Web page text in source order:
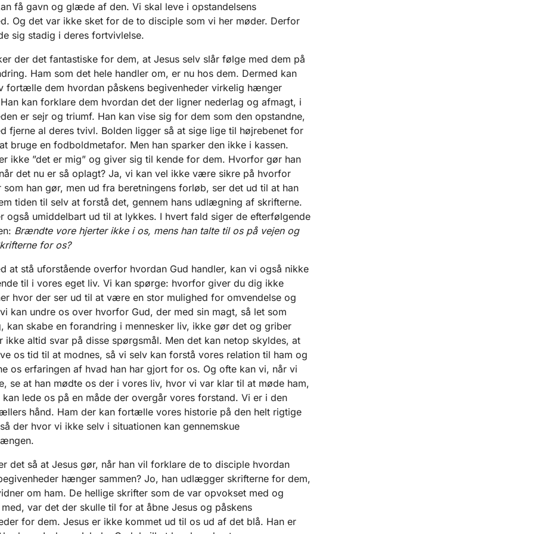
få gavn og glæde af den. Vi skal leve i opstandelsens
Og det var ikke sket for de to disciple som vi her møder. Derfor
sig stadig i deres fortvivlelse.
der det fantastiske for dem, at Jesus selv slår følge med dem på
Ham som det hele handler om, er nu hos dem. Dermed kan
fortælle dem hvordan påskens begivenheder virkelig hænger
kan forklare dem hvordan det der ligner nederlag og afmagt, i
er sejr og triumf. Han kan vise sig for dem som den opstandne,
fjerne al deres tvivl. Bolden ligger så at sige lige til højrebenet for
bruge en fodboldmetafor. Men han sparker den ikke i kassen.
ikke ”det er mig” og giver sig til kende for dem. Hvorfor gør han
det nu er så oplagt? Ja, vi kan vel ikke være sikre på hvorfor
som han gør, men ud fra beretningens forløb, ser det ud til at han
tiden til selv at forstå det, gennem hans udlægning af skrifterne.
også umiddelbart ud til at lykkes. I hvert fald siger de efterfølgende
Brændte vore hjerter ikke i os, mens han talte til os på vejen og
for os?
at stå uforstående overfor hvordan Gud handler, kan vi også nikke
til i vores eget liv. Vi kan spørge: hvorfor giver du dig ikke
hvor der ser ud til at være en stor mulighed for omvendelse og
kan undre os over hvorfor Gud, der med sin magt, så let som
kan skabe en forandring i mennesker liv, ikke gør det og griber
ikke altid svar på disse spørgsmål. Men det kan netop skyldes, at
os tid til at modnes, så vi selv kan forstå vores relation til ham og
os erfaringen af hvad han har gjort for os. Og ofte kan vi, når vi
se at han mødte os der i vores liv, hvor vi var klar til at møde ham,
lede os på en måde der overgår vores forstand. Vi er i den
hånd. Ham der kan fortælle vores historie på den helt rigtige
der hvor vi ikke selv i situationen kan gennemskue
det så at Jesus gør, når han vil forklare de to disciple hvordan
hænger sammen? Jo, han udlægger skrifterne for dem,
om ham. De hellige skrifter som de var opvokset med og
var det der skulle til for at åbne Jesus og påskens
for dem. Jesus er ikke kommet ud til os ud af det blå. Han er